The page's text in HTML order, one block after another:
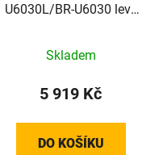
U6030L/BR-U6030 levý
Skladem
5 919 Kč
DO KOŠÍKU